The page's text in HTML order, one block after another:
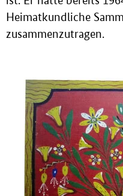
Heimatkundliche
zusammenzutragen.